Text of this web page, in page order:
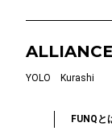
YOLO Kurashi
FUNQと